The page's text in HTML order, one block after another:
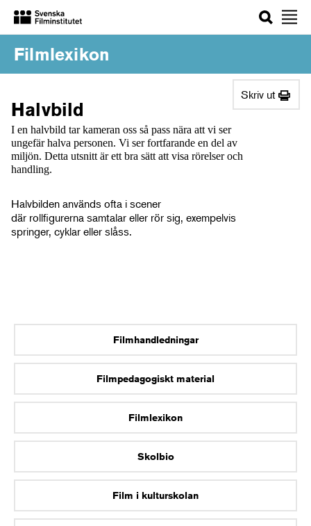
Sök
Filmlexikon
Skriv ut
Halvbild
I en halvbild tar kameran oss så pass nära att vi ser
ungefär halva personen. Vi ser fortfarande en del av
miljön. Detta utsnitt är ett bra sätt att visa rörelser och
handling.
Halvbilden används ofta i scener
där rollfigurerna samtalar eller rör sig, exempelvis
springer, cyklar eller slåss.
Filmhandledningar
Filmpedagogiskt material
Filmlexikon
Skolbio
Film i kulturskolan